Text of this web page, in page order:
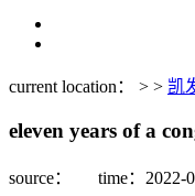
current location： > > 凯
eleven years of a
source： time：2022-